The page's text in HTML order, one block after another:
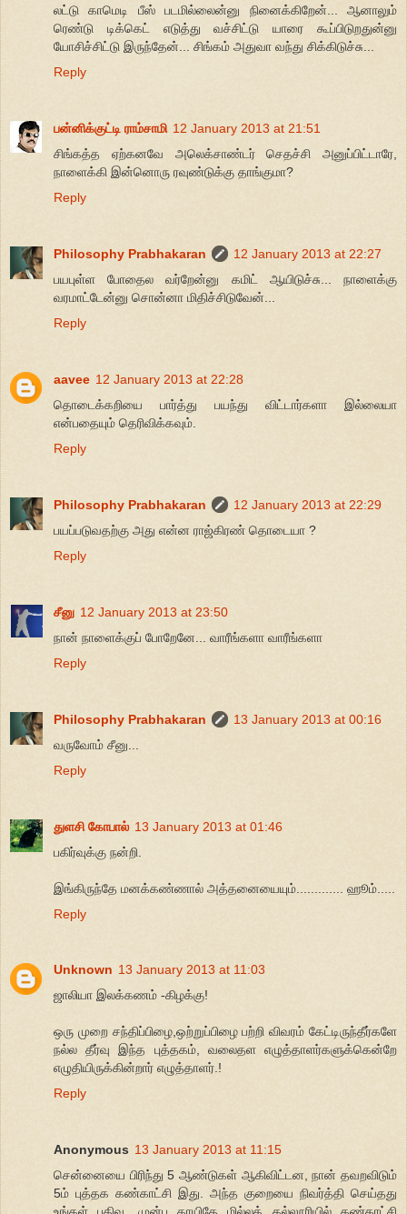
லட்டு காமெடி பீஸ் படமில்லைன்னு நினைக்கிறேன்... ஆனாலும்
ரெண்டு டிக்கெட் எடுத்து வச்சிட்டு யாரை கூப்பிடுறதுன்னு
யோசிச்சிட்டு இருந்தேன்... சிங்கம் அதுவா வந்து சிக்கிடுச்சு...
Reply
பன்னிக்குட்டி ராம்சாமி 12 January 2013 at 21:51
சிங்கத்த ஏற்கனவே அலெக்சாண்டர் செதச்சி அனுப்பிட்டாரே,
நாளைக்கி இன்னொரு ரவுண்டுக்கு தாங்குமா?
Reply
Philosophy Prabhakaran
12 January 2013 at 22:27
பயபுள்ள போதைல வர்றேன்னு கமிட் ஆயிடுச்சு... நாளைக்கு
வரமாட்டேன்னு சொன்னா மிதிச்சிடுவேன்...
Reply
aavee 12 January 2013 at 22:28
தொடைக்கறியை பார்த்து பயந்து விட்டார்களா இல்லையா
என்பதையும் தெரிவிக்கவும்.
Reply
Philosophy Prabhakaran
12 January 2013 at 22:29
பயப்படுவதற்கு அது என்ன ராஜ்கிரண் தொடையா ?
Reply
சீனு 12 January 2013 at 23:50
நான் நாளைக்குப் போறேனே... வாரீங்களா வாரீங்களா
Reply
Philosophy Prabhakaran
13 January 2013 at 00:16
வருவோம் சீனு...
Reply
துளசி கோபால் 13 January 2013 at 01:46
பகிர்வுக்கு நன்றி.
இங்கிருந்தே மனக்கண்ணால் அத்தனையையும்............. ஹூம்.....
Reply
Unknown 13 January 2013 at 11:03
ஜாலியா இலக்கணம் -கிழக்கு!
ஒரு முறை சந்திப்பிழை,ஒற்றுப்பிழை பற்றி விவரம் கேட்டிருந்தீர்களே
நல்ல தீர்வு இந்த புத்தகம், வலைதள எழுத்தாளர்களுக்கென்றே
எழுதியிருக்கின்றார் எழுத்தாளர்.!
Reply
Anonymous 13 January 2013 at 11:15
சென்னையை பிரிந்து 5 ஆண்டுகள் ஆகிவிட்டன, நான் தவறவிடும்
5ம் புத்தக கண்காட்சி இது. அந்த குறையை நிவர்த்தி செய்தது